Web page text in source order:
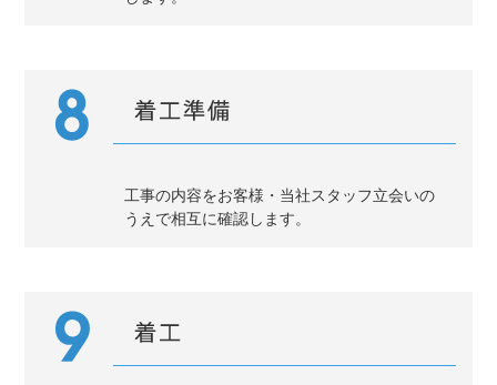
工事の内容をお客様・当社スタッフ立会いの
うえで相互に確認します。